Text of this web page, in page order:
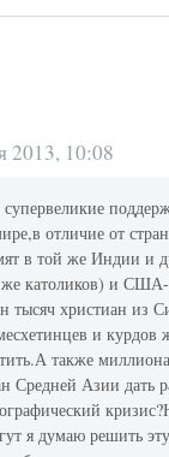
2013, 10:08
отличие от
в той же Индии и
же католиков) и
тысяч христиан из
и
также
Средней Азии дать
я думаю решить эту